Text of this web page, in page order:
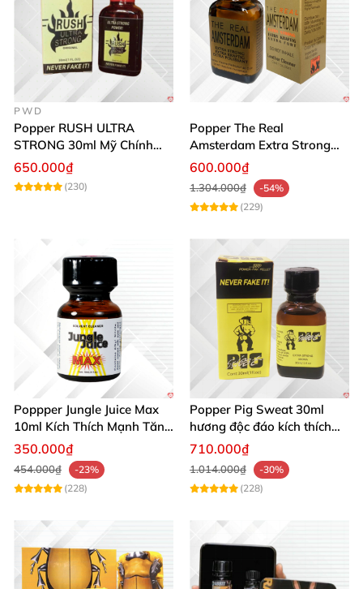
PWD
Popper RUSH ULTRA
STRONG 30ml Mỹ Chính
Hãng Tăng Hưng Phấn
650.000₫
(230)
Popper The Real
Amsterdam Extra Strong
30ml Hưng Phấn Mạnh Mẽ
600.000₫
1.304.000₫
-54%
(229)
Poppper Jungle Juice Max
10ml Kích Thích Mạnh Tăng
Ham Muốn Mua Ngay
350.000₫
454.000₫
-23%
(228)
Popper Pig Sweat 30ml
hương độc đáo kích thích
mạnh mẽ sảng khoái
710.000₫
1.014.000₫
-30%
(228)